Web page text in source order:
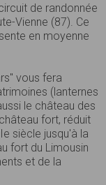
de randonnée
Vienne (87). Ce
en moyenne
vous fera
(lanternes
le château des
fort, réduit
siècle jusqu'à la
fort du Limousin
et de la